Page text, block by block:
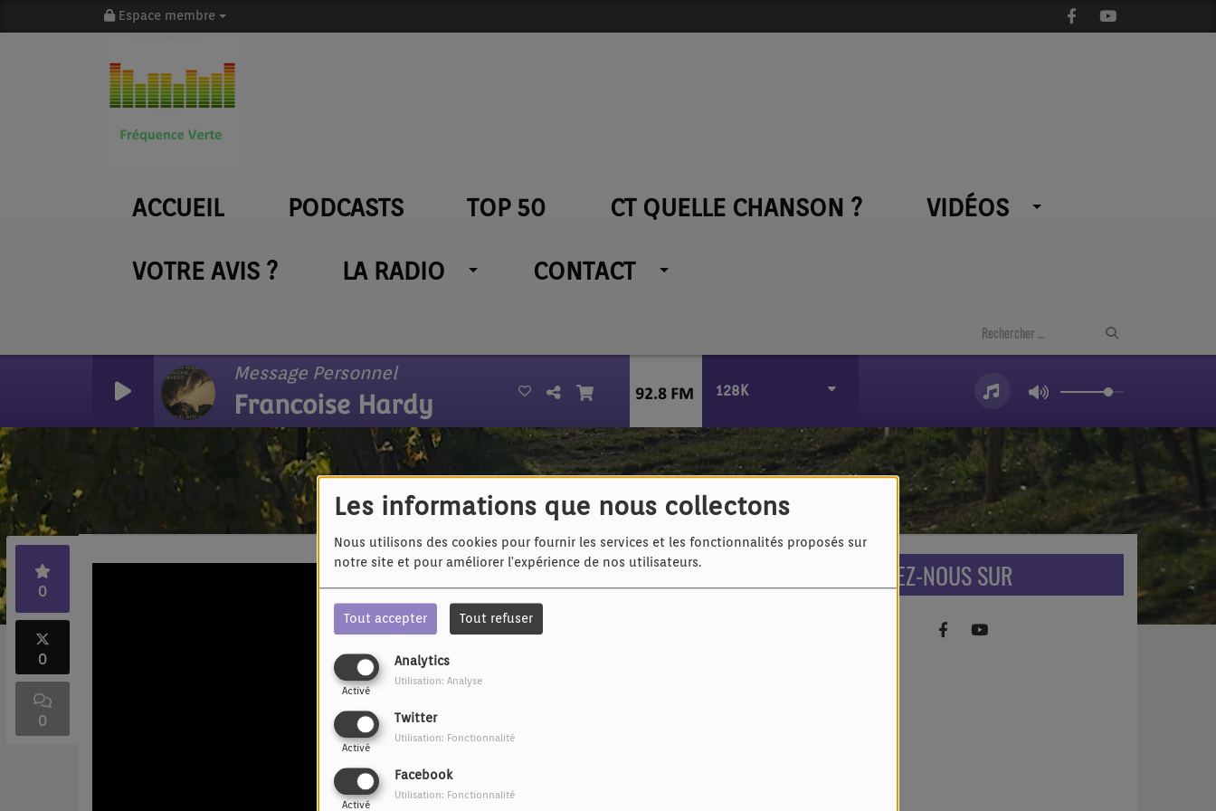
Les informations que nous collectons
Nous utilisons des cookies pour fournir les services et les fonctionnalités proposés sur
notre site et pour améliorer l'expérience de nos utilisateurs.
Tout accepter Tout refuser
Analytics
Activé
Utilisation: Analyse
Twitter
Activé
Utilisation: Fonctionnalité
Facebook
Activé
Utilisation: Fonctionnalité
Espace membre
ACCUEIL PODCASTS TOP 50 CT QUELLE CHANSON ? VIDÉOS
VOTRE AVIS ? LA RADIO CONTACT
Message Personnel
Francoise Hardy 128K
Christophe Maé et Youssou Ndour - L’ours
0
0
0
RETROUVEZ-NOUS SUR